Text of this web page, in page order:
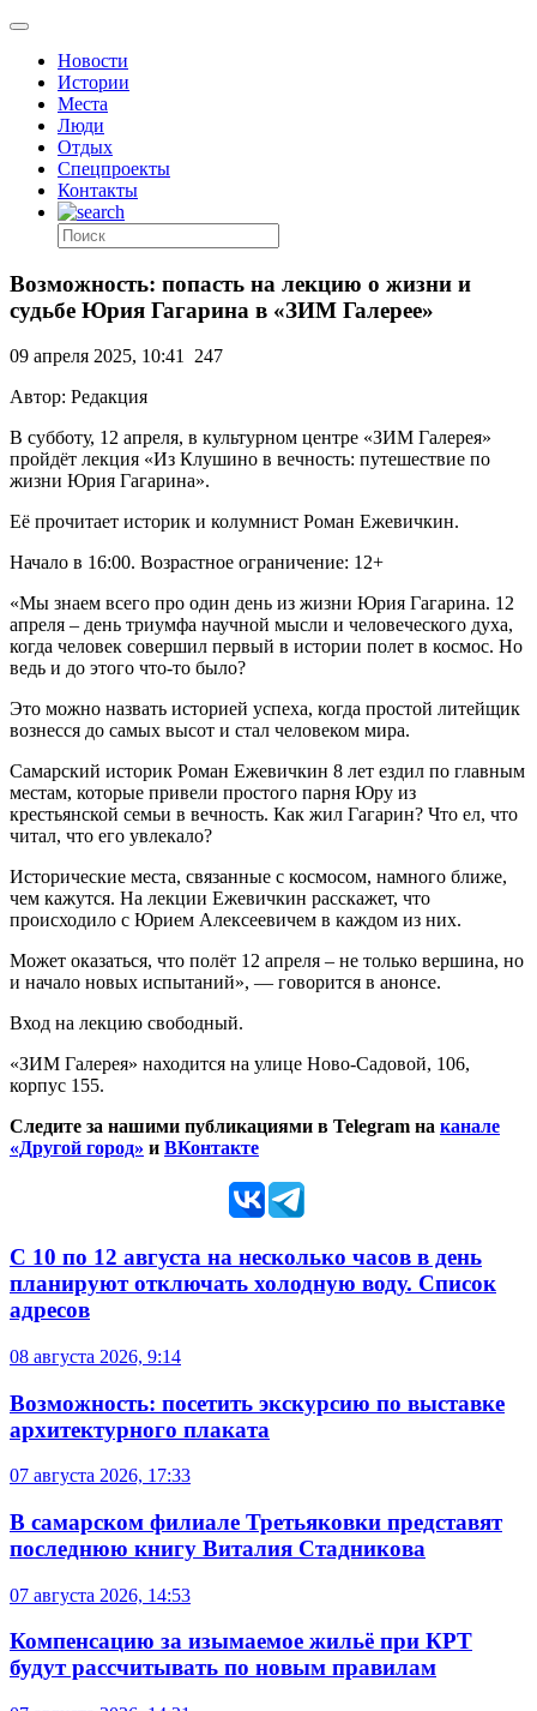
Новости
Истории
Места
Люди
Отдых
Спецпроекты
Контакты
Возможность: попасть на лекцию о жизни и
судьбе Юрия Гагарина в «ЗИМ Галерее»
09 апреля 2025, 10:41 247
Автор: Редакция
В субботу, 12 апреля, в культурном центре «ЗИМ Галерея»
пройдёт лекция «Из Клушино в вечность: путешествие по
жизни Юрия Гагарина».
Её прочитает историк и колумнист Роман Ежевичкин.
Начало в 16:00. Возрастное ограничение: 12+
«Мы знаем всего про один день из жизни Юрия Гагарина. 12
апреля – день триумфа научной мысли и человеческого духа,
когда человек совершил первый в истории полет в космос. Но
ведь и до этого что-то было?
Это можно назвать историей успеха, когда простой литейщик
вознесся до самых высот и стал человеком мира.
Самарский историк Роман Ежевичкин 8 лет ездил по главным
местам, которые привели простого парня Юру из
крестьянской семьи в вечность. Как жил Гагарин? Что ел, что
читал, что его увлекало?
Исторические места, связанные с космосом, намного ближе,
чем кажутся. На лекции Ежевичкин расскажет, что
происходило с Юрием Алексеевичем в каждом из них.
Может оказаться, что полёт 12 апреля – не только вершина, но
и начало новых испытаний», — говорится в анонсе.
Вход на лекцию свободный.
«ЗИМ Галерея» находится на улице Ново-Садовой, 106,
корпус 155.
Следите за нашими публикациями в Telegram на канале
«Другой город» и ВКонтакте
С 10 по 12 августа на несколько часов в день
планируют отключать холодную воду. Список
адресов
08 августа 2026, 9:14
Возможность: посетить экскурсию по выставке
архитектурного плаката
07 августа 2026, 17:33
В самарском филиале Третьяковки представят
последнюю книгу Виталия Стадникова
07 августа 2026, 14:53
Компенсацию за изымаемое жильё при КРТ
будут рассчитывать по новым правилам